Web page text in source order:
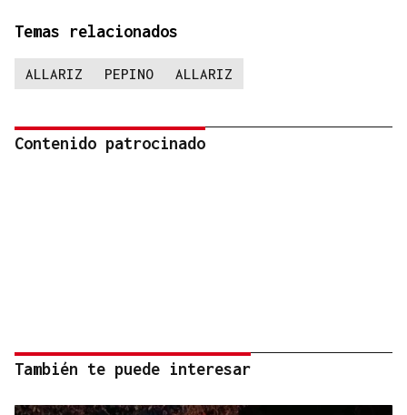
Temas relacionados
ALLARIZ PEPINO ALLARIZ
Contenido patrocinado
También te puede interesar